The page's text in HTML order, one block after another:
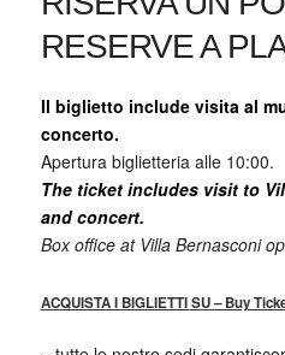
RESERVE A
Il biglietto include visita al
concerto.
Apertura biglietteria alle 10:00.
The ticket includes visit to
and concert.
Box office at Villa Bernasconi
ACQUISTA I BIGLIETTI SU – Buy